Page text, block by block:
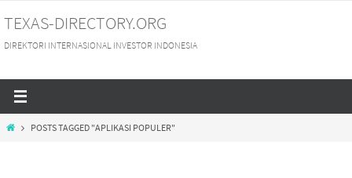
to
content
TEXAS-DIRECTORY.ORG
DIREKTORI INTERNASIONAL INVESTOR INDONESIA
HOMEPOSTS TAGGED "APLIKASI POPULER"